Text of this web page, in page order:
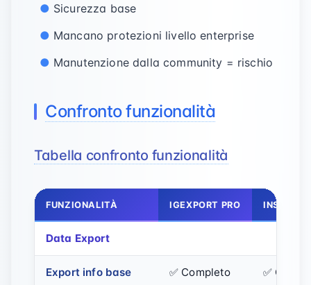
Sicurezza base
Mancano protezioni livello enterprise
Manutenzione dalla community = rischio
Confronto funzionalità
Tabella confronto funzionalità
FUNZIONALITÀ IGEXPORT PRO
Data Export
Export info base ✅ Completo ✅